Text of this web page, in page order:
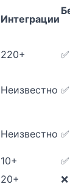
Интеграции
220+
Неизвестно
Неизвестно
10+
20+